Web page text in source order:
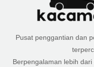
Pusat penggantian dan
Berpengalaman lebih